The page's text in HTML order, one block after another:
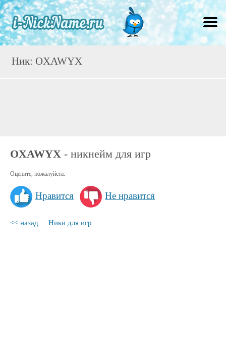
Ник: OXAWYX
OXAWYX - никнейм для игр
Оцените, пожалуйста:
Нравится Не нравится
<< назад Ники для игр